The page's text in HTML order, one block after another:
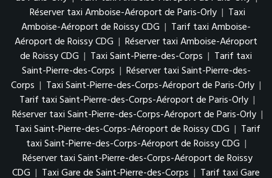
Réserver taxi Amboise-Aéroport de Paris-Orly | Taxi
Amboise-Aéroport de Roissy CDG | Tarif taxi Amboise-
Aéroport de Roissy CDG | Réserver taxi Amboise-Aéroport
de Roissy CDG | Taxi Saint-Pierre-des-Corps | Tarif taxi
Saint-Pierre-des-Corps | Réserver taxi Saint-Pierre-des-
Corps | Taxi Saint-Pierre-des-Corps-Aéroport de Paris-Orly |
Tarif taxi Saint-Pierre-des-Corps-Aéroport de Paris-Orly |
Réserver taxi Saint-Pierre-des-Corps-Aéroport de Paris-Orly |
Taxi Saint-Pierre-des-Corps-Aéroport de Roissy CDG | Tarif
taxi Saint-Pierre-des-Corps-Aéroport de Roissy CDG |
Réserver taxi Saint-Pierre-des-Corps-Aéroport de Roissy
CDG | Taxi Gare de Saint-Pierre-des-Corps | Tarif taxi Gare